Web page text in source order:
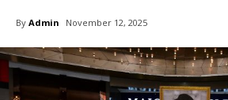
By Admin November 12, 2025